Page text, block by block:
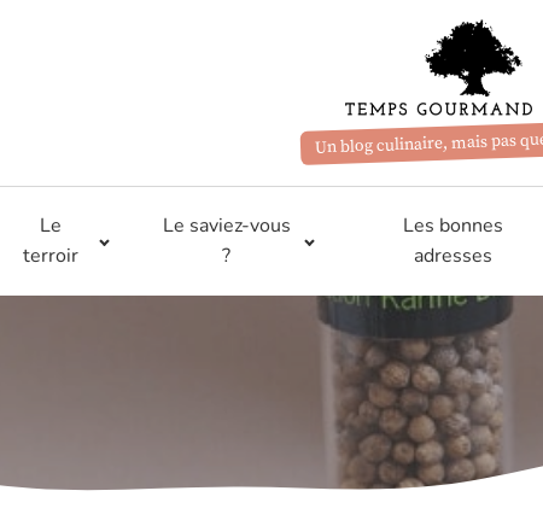
Un blog culinaire, mais pas
Le
terroir
Le saviez-vous
?
Les bonnes
adresses